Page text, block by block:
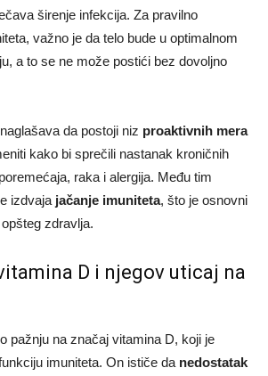
širenje infekcija. Za pravilno
važno je da telo bude u optimalnom
a to se ne može postići bez dovoljno
da postoji niz proaktivnih mera
kako bi sprečili nastanak kroničnih
raka i alergija. Među tim
izdvaja jačanje imuniteta, što je osnovni
zdravlja.
D i njegov uticaj na
pažnju na značaj vitamina D, koji je
imuniteta. On ističe da nedostatak